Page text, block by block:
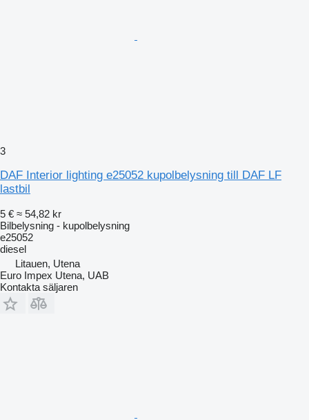
3
DAF Interior lighting e25052 kupolbelysning till DAF LF
lastbil
5 € ≈ 54,82 kr
Bilbelysning - kupolbelysning
e25052
diesel
Litauen, Utena
Euro Impex Utena, UAB
Kontakta säljaren